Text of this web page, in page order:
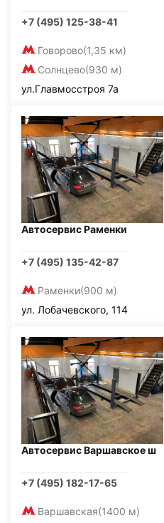
+7 (495) 125-38-41
Говорово(1,35 км)
Солнцево(930 м)
ул.Главмосстроя 7а
Автосервис Раменки
+7 (495) 135-42-87
Раменки(900 м)
ул. Лобачевского, 114
Автосервис Варшавское ш
+7 (495) 182-17-65
Варшавская(1400 м)